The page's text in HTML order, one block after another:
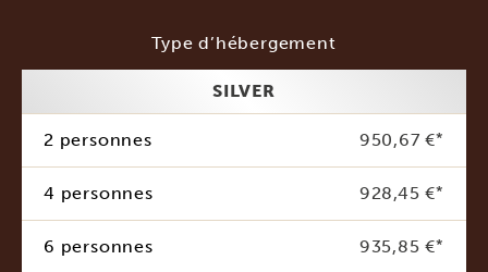
Type d’hébergement
SILVER
2 personnes 950,67 €*
4 personnes 928,45 €*
6 personnes 935,85 €*